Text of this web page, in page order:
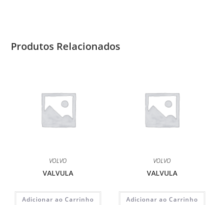
Produtos Relacionados
VOLVO
VALVULA
Adicionar ao Carrinho
VOLVO
VALVULA
Adicionar ao Carrinho